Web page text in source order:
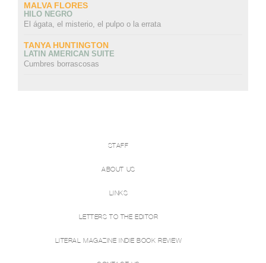
MALVA FLORES
HILO NEGRO
El ágata, el misterio, el pulpo o la errata
TANYA HUNTINGTON
LATIN AMERICAN SUITE
Cumbres borrascosas
STAFF
ABOUT US
LINKS
LETTERS TO THE EDITOR
LITERAL MAGAZINE INDIE BOOK REVIEW